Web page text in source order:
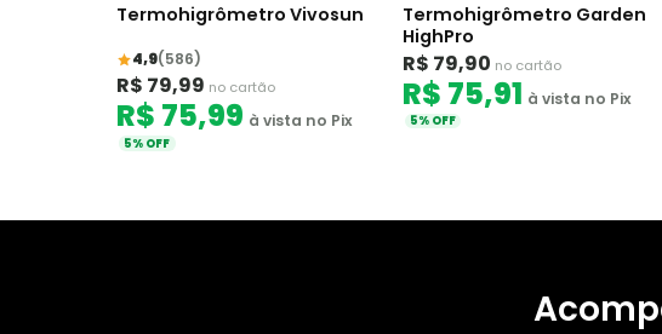
Termohigrômetro Vivosun
4,9(586)
R$ 79,99 no cartão
R$ 75,99 à vista no Pix
5% OFF
Termohigrômetro Garden
HighPro
R$ 79,90 no cartão
R$ 75,91 à vista no Pix
5% OFF